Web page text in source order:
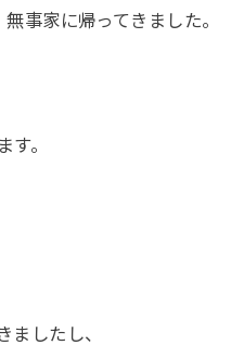
事家に帰ってきました。
す。
ましたし、